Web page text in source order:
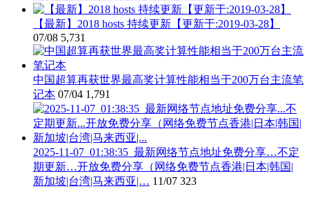
【最新】2018 hosts 持续更新【更新于:2019-03-28】
07/08 5,731
中国超算再获世界最高奖计算性能相当于200万台主流笔
记本 07/04 1,791
2025-11-07_01:38:35_最新网络节点地址免费分享…不定
期更新…开放免费分享（网络免费节点香港|日本|韩国|
新加坡|台湾|马来西亚|… 11/07 323